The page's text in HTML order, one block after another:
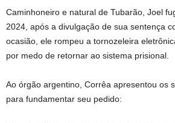
Caminhoneiro e natural de Tubarão, Joel
2024, após a divulgação de sua sentença
ocasião, ele rompeu a tornozeleira
por medo de retornar ao sistema prisional.
Ao órgão argentino, Corrêa apresentou os
para fundamentar seu pedido: